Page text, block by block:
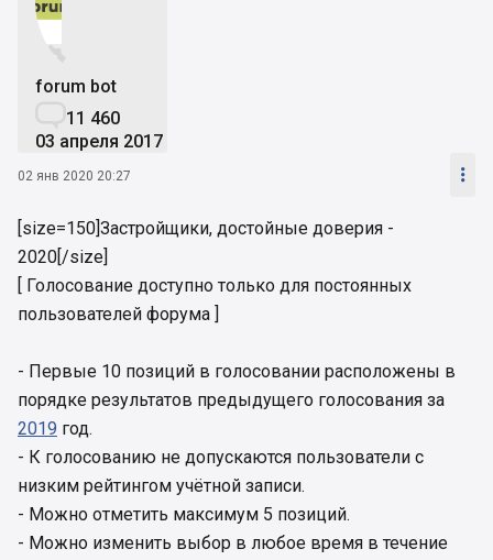


forum bot
11 460
03 апреля 2017
02 янв 2020 20:27 
[size=150]Застройщики, достойные доверия -
2020[/size]
[ Голосование доступно только для постоянных
пользователей форума ]
- Первые 10 позиций в голосовании расположены в
порядке результатов предыдущего голосования за
2019 год.
- К голосованию не допускаются пользователи с
низким рейтингом учётной записи.
- Можно отметить максимум 5 позиций.
- Можно изменить выбор в любое время в течение